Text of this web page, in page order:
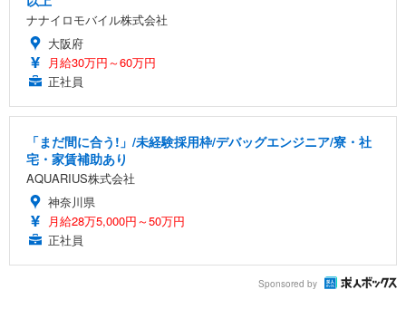
ナナイロモバイル株式会社
大阪府
月給30万円～60万円
正社員
「まだ間に合う!」/未経験採用枠/デバッグエンジニア/寮・社
宅・家賃補助あり
AQUARIUS株式会社
神奈川県
月給28万5,000円～50万円
正社員
Sponsored by